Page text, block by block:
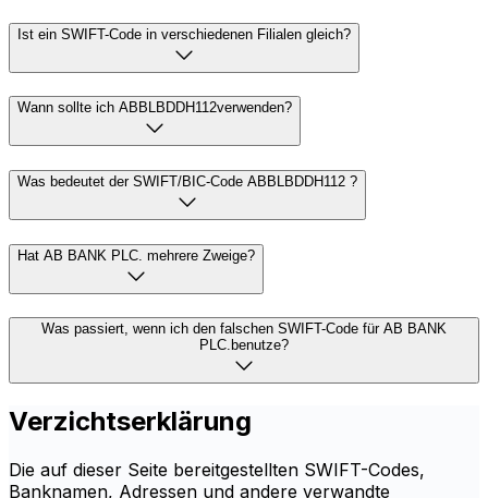
Ist ein SWIFT-Code in verschiedenen Filialen gleich?
Wann sollte ich ABBLBDDH112verwenden?
Was bedeutet der SWIFT/BIC-Code ABBLBDDH112 ?
Hat AB BANK PLC. mehrere Zweige?
Was passiert, wenn ich den falschen SWIFT-Code für AB BANK
PLC.benutze?
Verzichtserklärung
Die auf dieser Seite bereitgestellten SWIFT-Codes,
Banknamen, Adressen und andere verwandte